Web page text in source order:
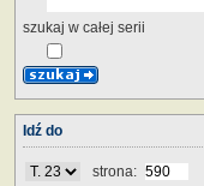
szukaj w całej serii
Idź do
strona: